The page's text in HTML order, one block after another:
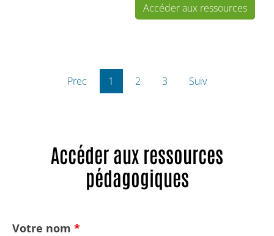
Accéder aux ressources
Prec 1 2 3 Suiv
Accéder aux ressources
pédagogiques
Votre nom *